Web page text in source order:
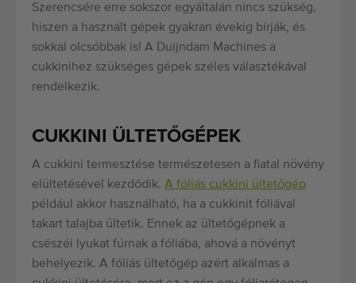
Szerencsére erre sokszor egyáltalán nincs szükség,
hiszen a használt gépek gyakran évekig bírják, és
sokkal olcsóbbak is! A Duijndam Machines a
cukkinihez szükséges gépek széles választékával
rendelkezik.
CUKKINI ÜLTETŐGÉPEK
A cukkini termesztése természetesen a fiatal növény
elültetésével kezdődik. A fóliás cukkini ültetőgép
például akkor használható, ha a cukkinit fóliával
takart talajba ültetik. Ennek az ültetőgépnek a
csészéi lyukat fúrnak a fóliába, ahová a növényt
behelyezik. A fóliás ültetőgép azért alkalmas a